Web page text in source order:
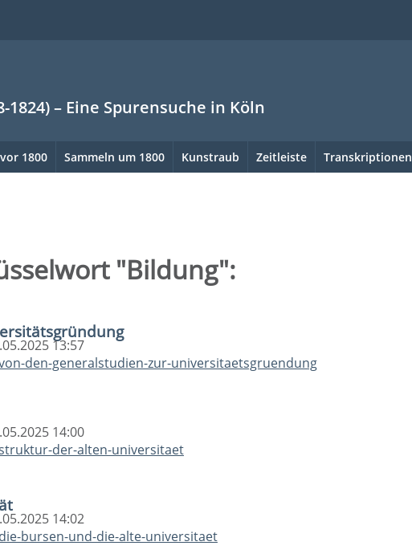
– Eine Spurensuche in Köln
1800 Sammeln um 1800 Kunstraub Zeitleiste Transkriptionen
"Bildung":
13:57
den-generalstudien-zur-universitaetsgruendung
14:00
der-alten-universitaet
14:02
bursen-und-die-alte-universitaet